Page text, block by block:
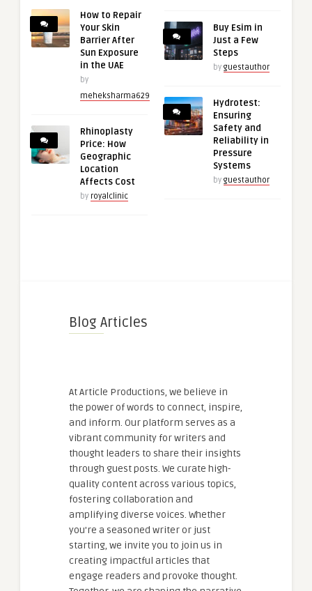
How to Repair
Your Skin
Barrier After
Sun Exposure
in the UAE
by
meheksharma629
Rhinoplasty
Price: How
Geographic
Location
Affects Cost
by royalclinic
Buy Esim in
Just a Few
Steps
by guestauthor
Hydrotest:
Ensuring
Safety and
Reliability in
Pressure
Systems
by guestauthor
Blog Articles
At Article Productions, we believe in
the power of words to connect, inspire,
and inform. Our platform serves as a
vibrant community for writers and
thought leaders to share their insights
through guest posts. We curate high-
quality content across various topics,
fostering collaboration and
amplifying diverse voices. Whether
you're a seasoned writer or just
starting, we invite you to join us in
creating impactful articles that
engage readers and provoke thought.